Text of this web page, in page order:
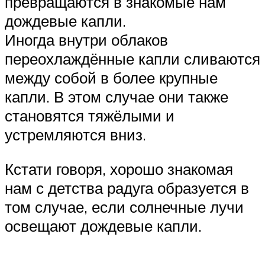
дождевые капли.
Иногда внутри облаков
переохлаждённые капли сливаются
между собой в более крупные
капли. В этом случае они также
становятся тяжёлыми и
устремляются вниз.
Кстати говоря, хорошо знакомая
нам с детства радуга образуется в
том случае, если солнечные лучи
освещают дождевые капли.